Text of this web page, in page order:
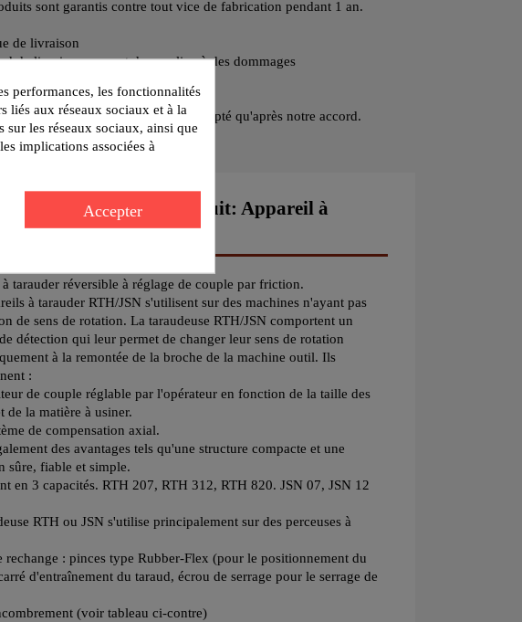
sont garantis contre tout vice de fabrication pendant 1 an.
de livraison
de livraison ne peut donner lieu à des dommages
de retours
de marchandise ne peut être accepté qu'après notre accord.
complète du produit: Appareil à
RTH et JSN
tarauder réversible à réglage de couple par friction.
à tarauder RTH/JSN s'utilisent sur des machines n'ayant pas
de sens de rotation. La taraudeuse RTH/JSN comportent un
détection qui leur permet de changer leur sens de rotation
à la remontée de la broche de la machine outil. Ils
:
de couple réglable par l'opérateur en fonction de la taille des
de la matière à usiner.
de compensation axial.
des avantages tels qu'une structure compacte et une
sûre, fiable et simple.
en 3 capacités. RTH 207, RTH 312, RTH 820. JSN 07, JSN 12
RTH ou JSN s'utilise principalement sur des perceuses à
rechange : pinces type Rubber-Flex (pour le positionnement du
d'entraînement du taraud, écrou de serrage pour le serrage de
(voir tableau ci-contre)
performances, les fonctionnalités
liés aux réseaux sociaux et à la
les réseaux sociaux, ainsi que
implications associées à
Accepter